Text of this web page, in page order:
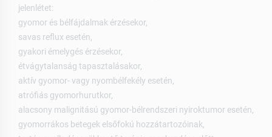
jelenlétet:
gyomor és bélfájdalmak érzésekor,
savas reflux esetén,
gyakori émelygés érzésekor,
étvágytalanság tapasztalásakor,
aktív gyomor- vagy nyombélfekély esetén,
atrófiás gyomorhurutkor,
alacsony malignitású gyomor-bélrendszeri nyiroktumor esetén,
gyomorrákos betegek elsőfokú hozzátartozóinak,